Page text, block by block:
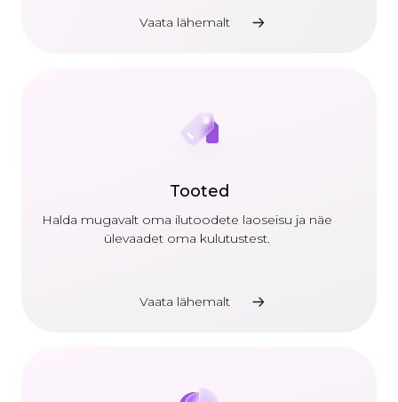
Vaata lähemalt
Tooted
Halda mugavalt oma ilutoodete laoseisu ja näe
ülevaadet oma kulutustest.
Vaata lähemalt